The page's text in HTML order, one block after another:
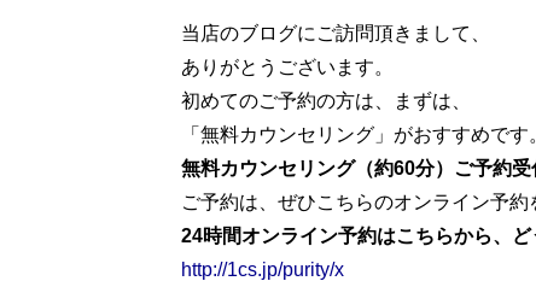
当店のブログにご訪問頂きまして、
ありがとうございます。
初めてのご予約の方は、まずは、
「無料カウンセリング」がおすすめです
無料カウンセリング（約60分）ご予約
ご予約は、ぜひこちらのオンライン予約
24時間オンライン予約はこちらから、ど
http://1cs.jp/purity/x